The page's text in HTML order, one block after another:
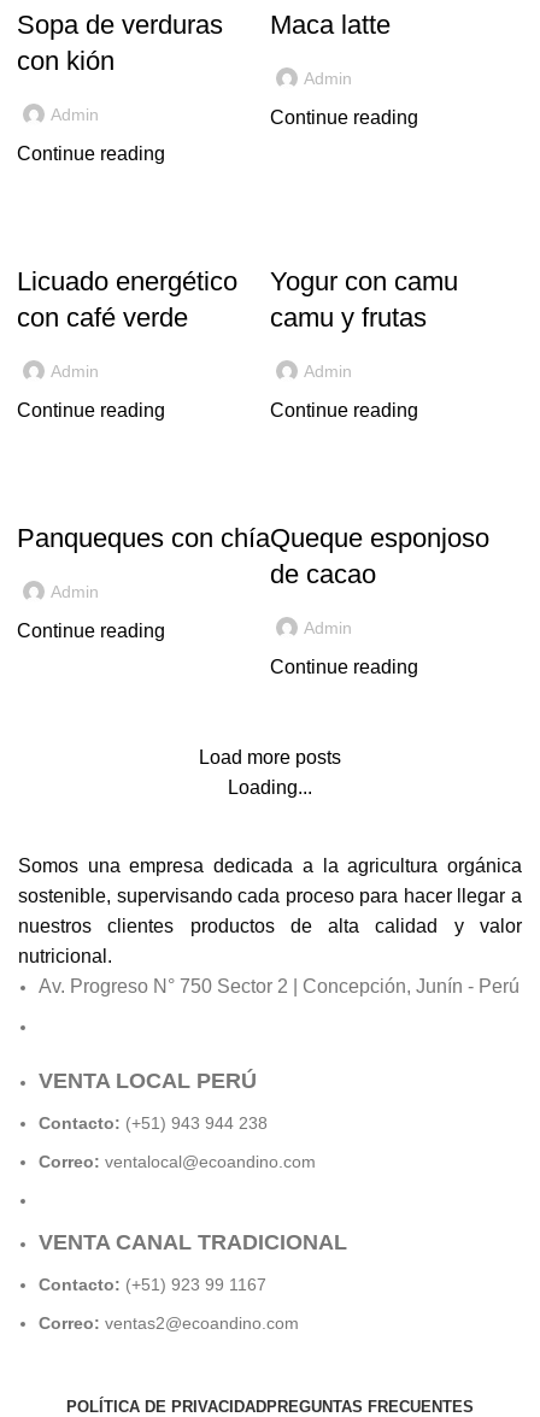
Sopa de verduras
con kión
Admin
Continue reading
Maca latte
Admin
Continue reading
Licuado energético
con café verde
Admin
Continue reading
Yogur con camu
camu y frutas
Admin
Continue reading
Panqueques con chía
Admin
Continue reading
Queque esponjoso
de cacao
Admin
Continue reading
Load more posts
Loading...
Somos una empresa dedicada a la agricultura orgánica
sostenible, supervisando cada proceso para hacer llegar a
nuestros clientes productos de alta calidad y valor
nutricional.
Av. Progreso N° 750 Sector 2 | Concepción, Junín - Perú
VENTA LOCAL PERÚ
Contacto: (+51) 943 944 238
Correo: ventalocal@ecoandino.com
VENTA CANAL TRADICIONAL
Contacto: (+51) 923 99 1167
Correo: ventas2@ecoandino.com
POLÍTICA DE PRIVACIDADPREGUNTAS FRECUENTES